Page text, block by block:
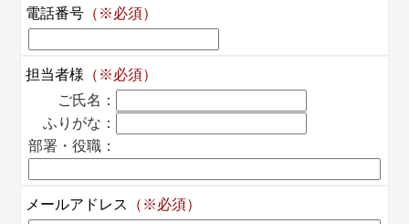
電話番号 （※必須）
担当者様 （※必須）
ご氏名：
ふりがな：
部署・役職：
メールアドレス （※必須）